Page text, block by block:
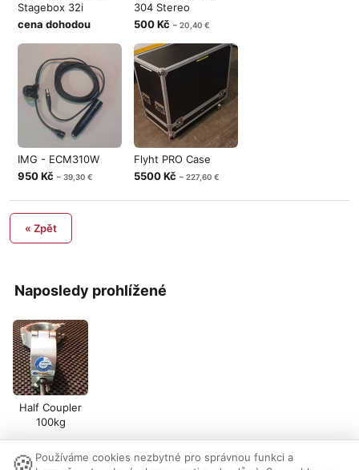
Naposledy prohlížené
Half Coupler
100kg
Stagebox 32i
cena dohodou
304 Stereo
500 Kč ~ 20,40 €
IMG - ECM310W
950 Kč ~ 39,30 €
Flyht PRO Case
5500 Kč ~ 227,60 €
« Zpět
Používáme cookies nezbytné pro správnou funkci a